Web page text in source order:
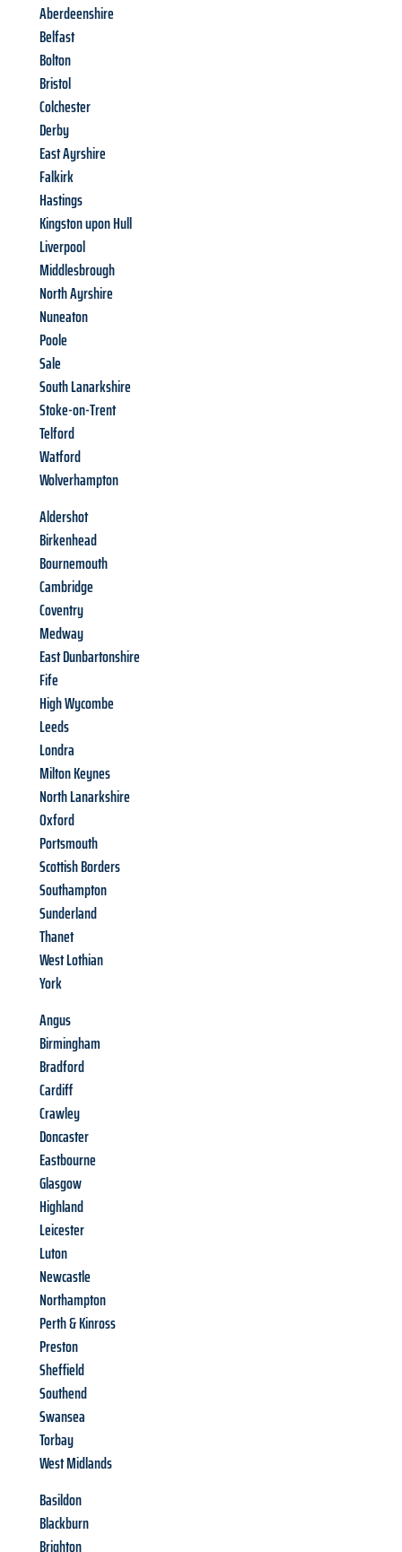
Aberdeenshire
Belfast
Bolton
Bristol
Colchester
Derby
East Ayrshire
Falkirk
Hastings
Kingston upon Hull
Liverpool
Middlesbrough
North Ayrshire
Nuneaton
Poole
Sale
South Lanarkshire
Stoke-on-Trent
Telford
Watford
Wolverhampton
Aldershot
Birkenhead
Bournemouth
Cambridge
Coventry
Medway
East Dunbartonshire
Fife
High Wycombe
Leeds
Londra
Milton Keynes
North Lanarkshire
Oxford
Portsmouth
Scottish Borders
Southampton
Sunderland
Thanet
West Lothian
York
Angus
Birmingham
Bradford
Cardiff
Crawley
Doncaster
Eastbourne
Glasgow
Highland
Leicester
Luton
Newcastle
Northampton
Perth & Kinross
Preston
Sheffield
Southend
Swansea
Torbay
West Midlands
Basildon
Blackburn
Brighton